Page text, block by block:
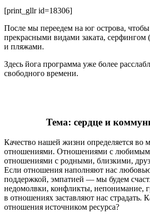
[print_gllr id=18306]
После мы переедем на юг острова, чтобы
прекрасными видами заката, серфингом
и пляжами.
Здесь йога программа уже более
свободного времени.
Тема: сердце и
Качество нашей жизни определяется
отношениями. Отношениями с любимым
отношениями с родными, близкими,
Если отношения наполняют нас
поддержкой, эмпатией — мы будем
недомолвки, конфликты, непонимание,
в отношениях заставляют нас страдать.
отношения источником ресурса?